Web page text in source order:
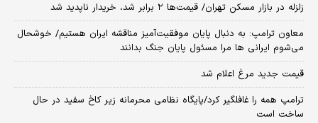
زلزله در بازار مسکن تهران/ قیمت‌ها ۲ برابر شد، خریدار ناپدید شد
معاون ترامپ: به دنبال پایان موفقیت‌آمیز مناقشه ایران هستیم/ خوشحال
می‌شوم ایرانی ها مرا مسئول پایان جنگ بدانند
قیمت جدید مرغ اعلام شد
ترامپ همه را غافلگیر کرد/پایگاه نظامی محرمانه زیر کاخ سفید در حال
ساخت است